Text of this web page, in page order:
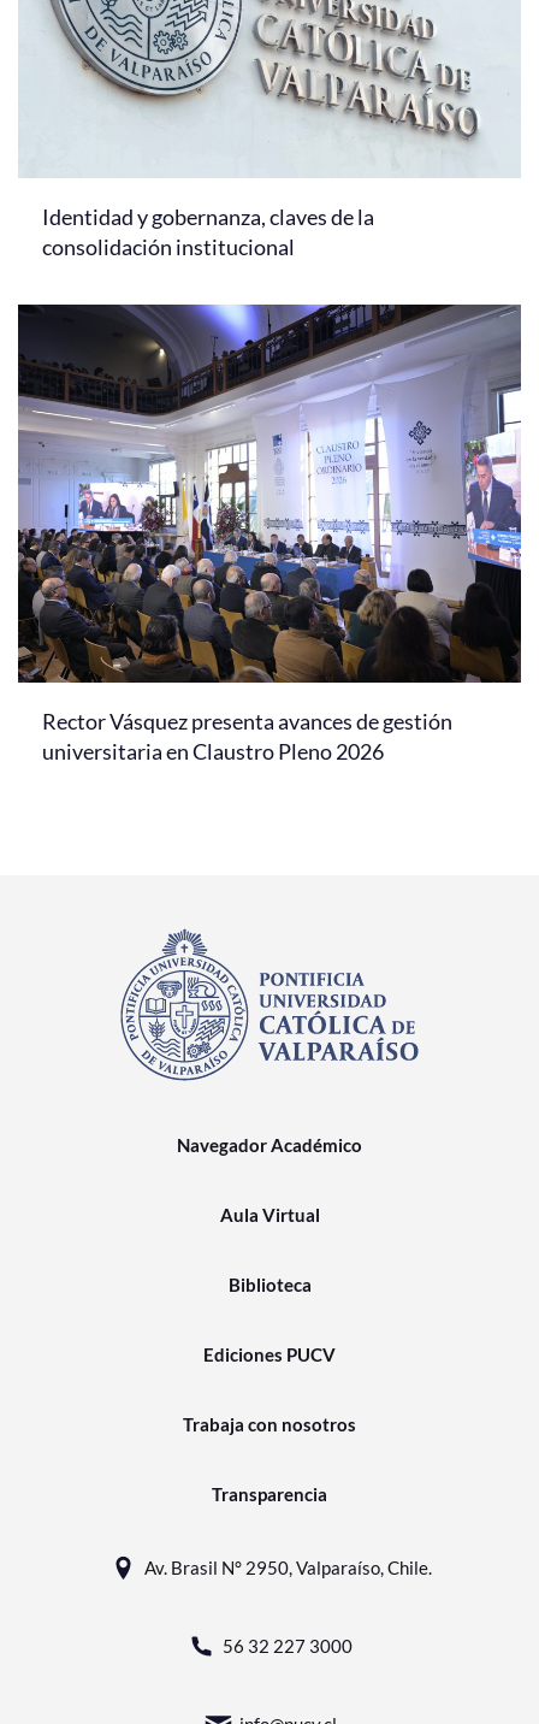
Identidad y gobernanza, claves de la
consolidación institucional
Rector Vásquez presenta avances de gestión
universitaria en Claustro Pleno 2026
Navegador Académico
Aula Virtual
Biblioteca
Ediciones PUCV
Trabaja con nosotros
Transparencia
Av. Brasil N° 2950, Valparaíso, Chile.
56 32 227 3000